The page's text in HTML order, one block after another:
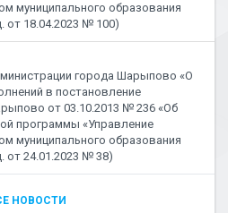
муниципального образования
от 18.04.2023 № 100)
города Шарыпово «О
в постановление
от 03.10.2013 № 236 «Об
программы «Управление
муниципального образования
от 24.01.2023 № 38)
НОВОСТИ